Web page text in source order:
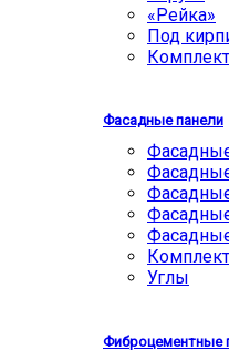
«Рейка»
Под
Фасадные панели
Углы
Фиброцементные